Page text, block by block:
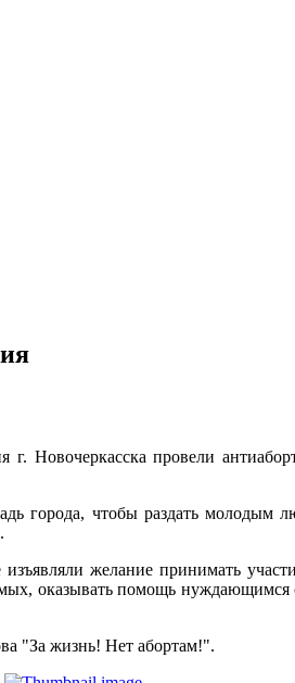
Новочеркасска провели
города, чтобы раздать молодым
желание принимать
оказывать помощь нуждающимся
"За жизнь! Нет абортам!".